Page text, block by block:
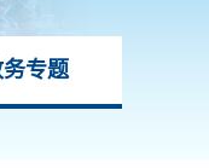
专题